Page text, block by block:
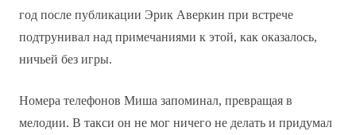
год после публикации Эрик Аверкин при встрече
подтрунивал над примечаниями к этой, как оказалось,
ничьей без игры.
Номера телефонов Миша запоминал, превращая в
мелодии. В такси он не мог ничего не делать и придумал